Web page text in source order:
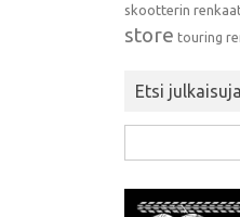
skootterin
store touring
Etsi julkaisuja